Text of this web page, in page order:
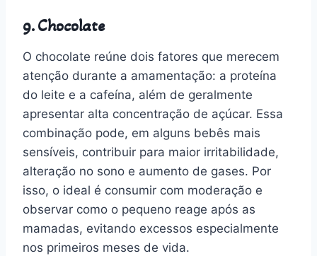
9. Chocolate
O chocolate reúne dois fatores que merecem
atenção durante a amamentação: a proteína
do leite e a cafeína, além de geralmente
apresentar alta concentração de açúcar. Essa
combinação pode, em alguns bebês mais
sensíveis, contribuir para maior irritabilidade,
alteração no sono e aumento de gases. Por
isso, o ideal é consumir com moderação e
observar como o pequeno reage após as
mamadas, evitando excessos especialmente
nos primeiros meses de vida.